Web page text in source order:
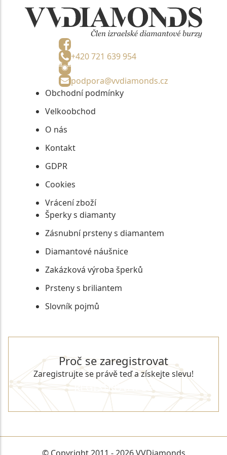
+420 721 639 954
podpora@vvdiamonds.cz
Obchodní podmínky
Velkoobchod
O nás
Kontakt
GDPR
Cookies
Vrácení zboží
Šperky s diamanty
Zásnubní prsteny s diamantem
Diamantové náušnice
Zakázková výroba šperků
Prsteny s briliantem
Slovník pojmů
Proč se zaregistrovat
Zaregistrujte se právě teď a získejte slevu!
REGISTROVAT SE